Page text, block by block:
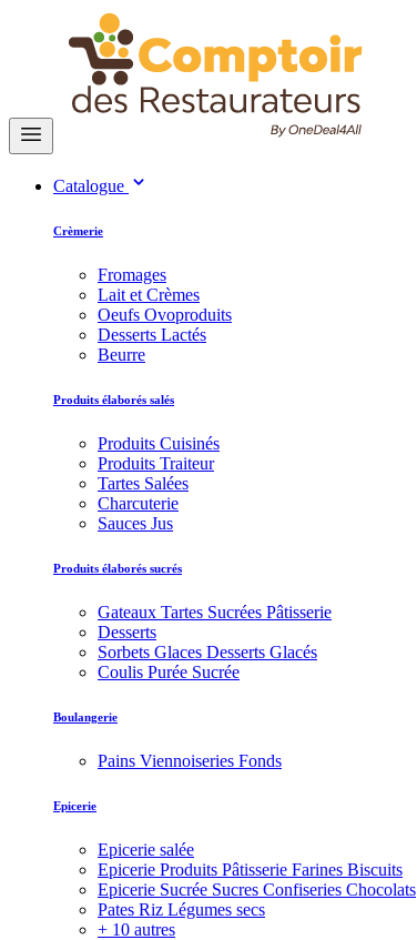
Catalogue
Crèmerie
Fromages
Lait et Crèmes
Oeufs Ovoproduits
Desserts Lactés
Beurre
Produits élaborés salés
Produits Cuisinés
Produits Traiteur
Tartes Salées
Charcuterie
Sauces Jus
Produits élaborés sucrés
Gateaux Tartes Sucrées Pâtisserie
Desserts
Sorbets Glaces Desserts Glacés
Coulis Purée Sucrée
Boulangerie
Pains Viennoiseries Fonds
Epicerie
Epicerie salée
Epicerie Produits Pâtisserie Farines Biscuits
Epicerie Sucrée Sucres Confiseries Chocolats
Pates Riz Légumes secs
+ 10 autres